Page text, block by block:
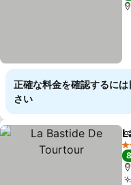
正確な料金を確認するに
さい
4